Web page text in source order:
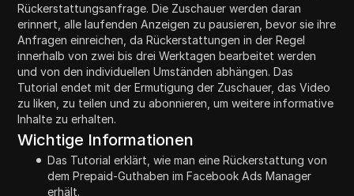
Rückerstattungsanfrage. Die Zuschauer werden daran
erinnert, alle laufenden Anzeigen zu pausieren, bevor sie ihre
Anfragen einreichen, da Rückerstattungen in der Regel
innerhalb von zwei bis drei Werktagen bearbeitet werden
und von den individuellen Umständen abhängen. Das
Tutorial endet mit der Ermutigung der Zuschauer, das Video
zu liken, zu teilen und zu abonnieren, um weitere informative
Inhalte zu erhalten.
Wichtige Informationen
Das Tutorial erklärt, wie man eine Rückerstattung von
dem Prepaid-Guthaben im Facebook Ads Manager
erhält.